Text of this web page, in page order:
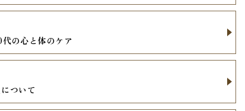
の心と体のケア
ついて